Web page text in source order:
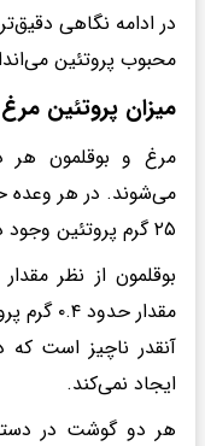
در ادامه نگاهی
محبوب پروتئین
میزان پروتئین
مرغ و بوقلمون هر
۲۵ گرم پروتئین وجود دارد.
بوقلمون از نظر
مقدار
آنقدر ناچیز است که
ایجاد نمی‌کند.
هر دو گوشت در دسته